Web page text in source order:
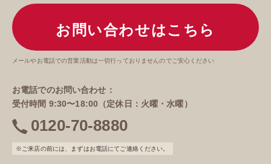
お問い合わせはこちら
メールやお電話での営業活動は一切行っておりませんのでご安心ください
お電話でのお問い合わせ：
受付時間 9:30〜18:00（定休日：火曜・水曜）
電
話
0120-70-8880
※ご来店の前には、まずはお電話にてご連絡ください。